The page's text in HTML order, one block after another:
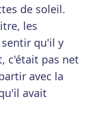
de soleil.
les
qu'il y
c'était pas net
avec la
avait